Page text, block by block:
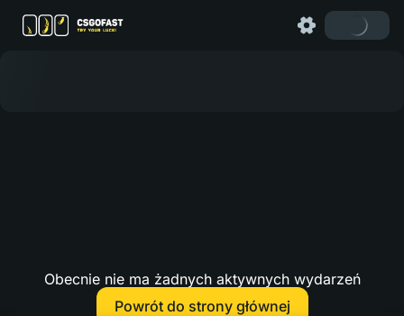
Obecnie nie ma żadnych aktywnych wydarzeń
Powrót do strony głównej